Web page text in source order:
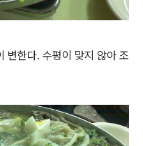
변한다. 수평이 맞지 않아 조